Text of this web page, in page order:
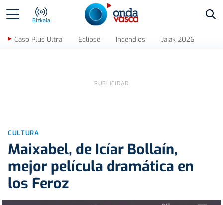
Bizkaia
Caso Plus Ultra Eclipse Incendios Jaiak 2026
CULTURA
Maixabel, de Icíar Bollaín,
mejor película dramática en
los Feroz